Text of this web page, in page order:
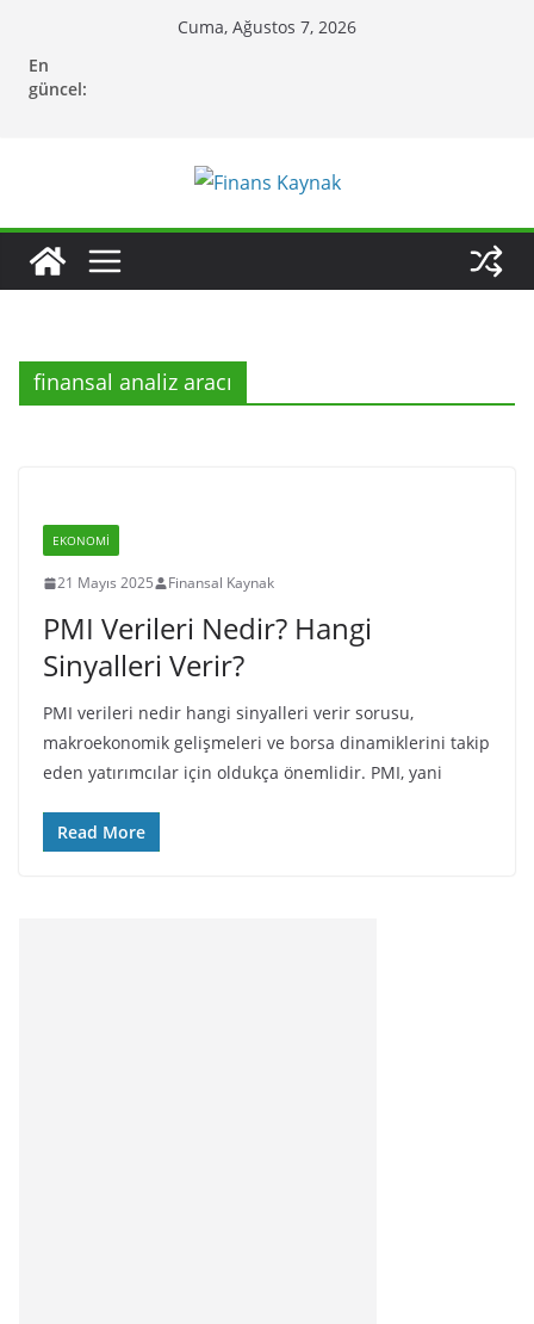
content
Cuma, Ağustos 7, 2026
En
güncel:
finansal analiz aracı
EKONOMI
21 Mayıs 2025 Finansal Kaynak
PMI Verileri Nedir? Hangi
Sinyalleri Verir?
PMI verileri nedir hangi sinyalleri verir sorusu,
makroekonomik gelişmeleri ve borsa dinamiklerini takip
eden yatırımcılar için oldukça önemlidir. PMI, yani
Read More